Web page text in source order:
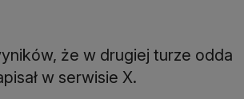
że w drugiej turze odda
w serwisie X.